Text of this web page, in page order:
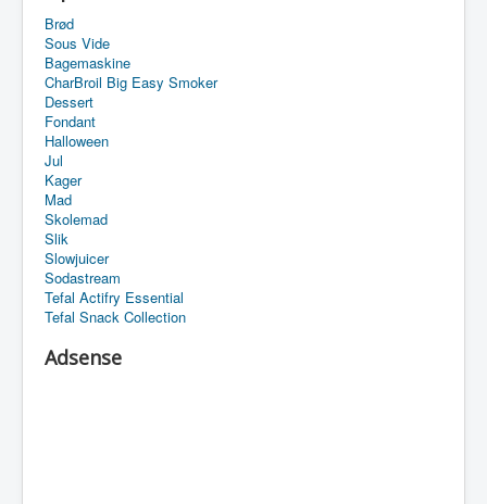
Tefal Actifry Essential
Brød
Sous Vide
Bagemaskine
CharBroil Big Easy Smoker
Dessert
Fondant
Halloween
Jul
Kager
Mad
Skolemad
Slik
Slowjuicer
Sodastream
Tefal Actifry Essential
Tefal Snack Collection
Adsense